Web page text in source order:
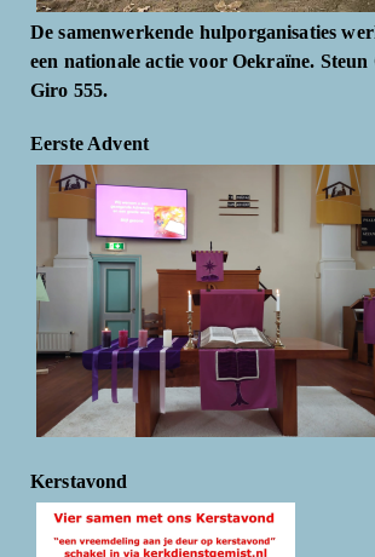
De samenwerkende hulporganisaties
een nationale actie voor Oekraïne. Steun
Giro 555.
Eerste Advent
Kerstavond